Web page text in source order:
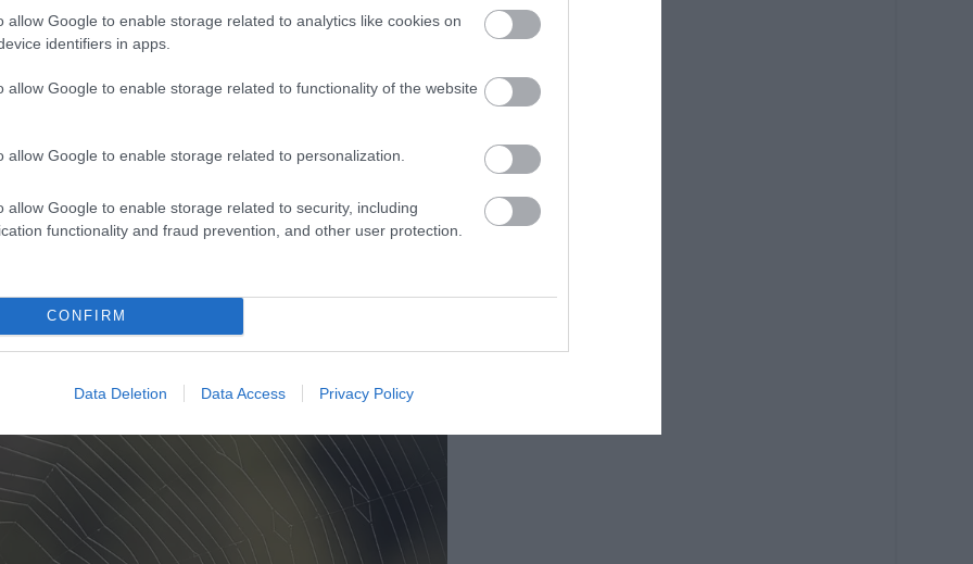
allow Google to enable storage related to analytics like cookies on
identifiers in apps.
allow Google to enable storage related to functionality of the website
allow Google to enable storage related to personalization.
allow Google to enable storage related to security, including
functionality and fraud prevention, and other user protection.
CONFIRM
Data Deletion Data Access Privacy Policy
mesterséges szálakat próbált ki, ezek nagyon
velük dolgozni. Egy napon séta közben látott meg egy
a kutatócsapatnak
valóban reagál a
hogy megfigyeljék az ablakpárkányon élő hídi